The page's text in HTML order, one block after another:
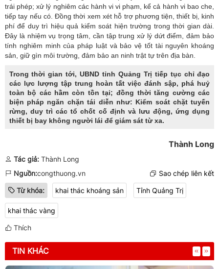
trái phép; xử lý nghiêm các hành vi vi phạm, kể cả hành vi bao che,
tiếp tay nếu có. Đồng thời xem xét hỗ trợ phương tiện, thiết bị, kinh
phí để duy trì hiệu quả kiểm soát hiện trường trong thời gian dài.
Đây là nhiệm vụ trọng tâm, cần tập trung xử lý dứt điểm, đảm bảo
tính nghiêm minh của pháp luật và bảo vệ tốt tài nguyên khoáng
sản, giữ gìn môi trường, đảm bảo an ninh trật tự trên địa bàn.
Trong thời gian tới, UBND tỉnh Quảng Trị tiếp tục chỉ đạo
các lực lượng tập trung hoàn tất việc đánh sập, phá huỷ
toàn bộ các hầm còn tồn tại; đồng thời tăng cường các
biện pháp ngăn chặn tái diễn như: Kiểm soát chặt tuyến
rừng, duy trì các tổ chốt cố định và lưu động, ứng dụng
thiết bị bay không người lái để giám sát từ xa.
Thành Long
Tác giả: Thành Long
Nguồn:congthuong.vn Sao chép liên kết
Từ khóa: khai thác khoáng sản Tỉnh Quảng Trị
khai thác vàng
Thích
TIN KHÁC